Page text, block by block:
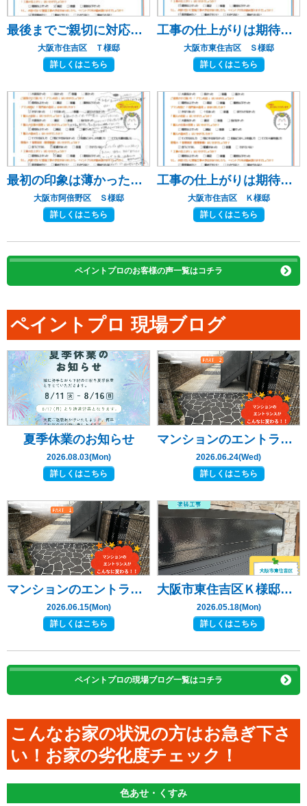
最後までご親切に対応いただき、ありがとうございました。
大阪市住吉区 Ｔ様邸
詳しくはこちら
工事の仕上がりは期待以上だった
大阪市東住吉区 Ｓ様邸
詳しくはこちら
最初の印象は薄かったけど一番良かった！！！
大阪市阿倍野区 Ｓ様邸
詳しくはこちら
工事の仕上がりは期待以上だった
大阪市住吉区 Ｋ様邸
詳しくはこちら
ペイントプロのお客様の声一覧はコチラ
ペイントプロ 現場ブログ
夏季休業のお知らせ
2026.08.03(Mon)
詳しくはこちら
マンションのエントランスがこんなに変わる‼ PART 2
2026.06.24(Wed)
詳しくはこちら
マンションのエントランスがこんなに変わる‼ PART 1
2026.06.15(Mon)
詳しくはこちら
大阪市東住吉区Ｋ様邸 ～付帯部塗装工事編～
2026.05.18(Mon)
詳しくはこちら
ペイントプロの現場ブログ一覧はコチラ
こんなお家の状況の方はお急ぎ下さ
い！お家の劣化度チェック！
色あせ・くすみ